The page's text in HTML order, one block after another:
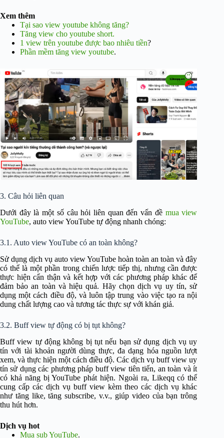
Xem thêm
Tại sao view youtube không tăng?
Tăng view cho youtube short.
1 view trên youtube được bao nhiêu tiền?
Phần mềm tăng view youtube.
3. Câu hỏi liên quan
Dưới đây là một số câu hỏi liên quan đến vấn đề mua view
YouTube, auto view YouTube tự động nhanh chóng:
3.1. Auto view YouTube có an toàn không?
Sử dụng dịch vụ auto view YouTube hoàn toàn an toàn và đây
có thể là một phần trong chiến lược tiếp thị, nhưng cần được
thực hiện cẩn thận và kết hợp với các phương pháp khác để
đảm bảo an toàn và hiệu quả. Hãy chọn dịch vụ uy tín, sử
dụng một cách điều độ, và luôn tập trung vào việc tạo ra nội
dung chất lượng cao và tương tác thực sự với khán giả.
3.2. Buff view tự động có bị tụt không?
Buff view tự động không bị tụt nếu bạn sử dụng dịch vụ uy
tín với tài khoản người dùng thực, đa dạng hóa nguồn lượt
xem, và thực hiện một cách điều độ. Các dịch vụ buff view uy
tín sử dụng các phương pháp buff view tiên tiến, an toàn và ít
có khả năng bị YouTube phát hiện. Ngoài ra, Likeqq có thể
cung cấp các dịch vụ buff view kèm theo các dịch vụ khác
như tăng like, tăng subscribe, v.v., giúp video của bạn trông
thu hút hơn.
Dịch vụ hot
Mua sub YouTube.